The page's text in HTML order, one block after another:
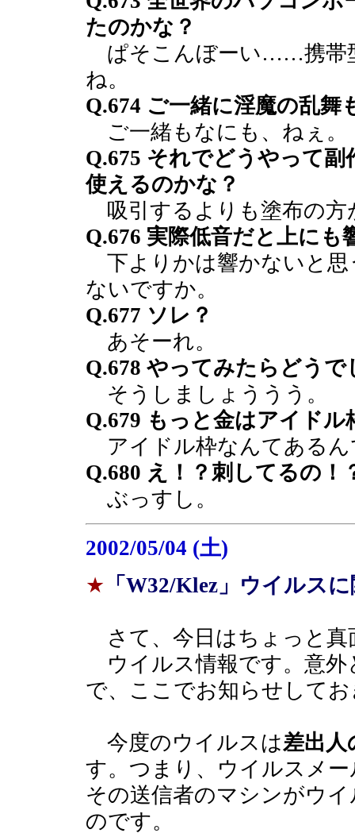
たのかな？
ぱそこんぼーい……携帯
ね。
Q.674 ご一緒に淫魔の乱
ご一緒もなにも、ねぇ。
Q.675 それでどうやって
使えるのかな？
吸引するよりも塗布の方
Q.676 実際低音だと上にも
下よりかは響かないと思
ないですか。
Q.677 ソレ？
あそーれ。
Q.678 やってみたらどうで
そうしましょううう。
Q.679 もっと金はアイドル
アイドル枠なんてあるん
Q.680 え！？刺してるの！
ぶっすし。
2002/05/04 (土)
★ 「W32/Klez」ウイルス
さて、今日はちょっと真
ウイルス情報です。意外
で、ここでお知らせして
今度のウイルスは差出人
す。つまり、ウイルスメ
その送信者のマシンがウ
のです。